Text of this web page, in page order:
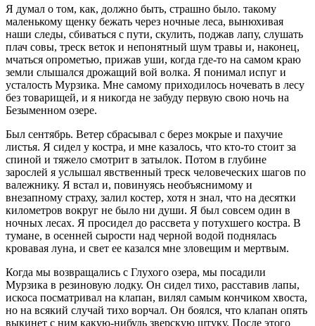
Я думал о том, как, должно быть, страшно было. такому
маленькому щенку бежать через ночные леса, вынюхивая
наши следы, сбиваться с пути, скулить, поджав лапу, слушать
плач совы, треск веток и непонятный шум травы и, наконец,
мчаться опрометью, прижав уши, когда где-то на самом краю
земли слышался дрожащий вой волка. Я понимал испуг и
усталость Мурзика. Мне самому приходилось ночевать в лесу
без товарищей, и я никогда не забуду первую свою ночь на
Безыменном озере.
Был сентябрь. Ветер сбрасывал с берез мокрые и пахучие
листья. Я сидел у костра, и мне казалось, что кто-то стоит за
спиной и тяжело смотрит в затылок. Потом в глубине
зарослей я услышал явственный треск человеческих шагов по
валежнику. Я встал и, повинуясь необъяснимому и
внезапному страху, залил костер, хотя н знал, что на десятки
километров вокруг не было ни души. Я был совсем один в
ночных лесах. Я просидел до рассвета у потухшего костра. В
тумане, в осенней сырости над черной водой поднялась
кровавая луна, и свет ее казался мне зловещим и мертвым.
Когда мы возвращались с Глухого озера, мы посадили
Мурзика в резиновую лодку. Он сидел тихо, расставив лапы,
искоса посматривал на клапан, вилял самым кончиком хвоста,
но на всякий случай тихо ворчал. Он боялся, что клапан опять
выкинет с ним какую-нибудь зверскую штуку. После этого